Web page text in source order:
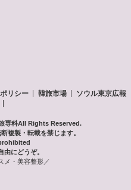
リシー 韓旅市場
ソウル東京広報
専科All Rights Reserved.
複製・転載を禁じます。
由にどうぞ。
メ・美容整形／